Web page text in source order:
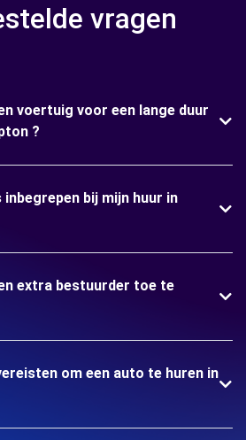
vragen
voertuig voor een lange duur
?
bij mijn huur in
extra bestuurder toe te
om een auto te huren in